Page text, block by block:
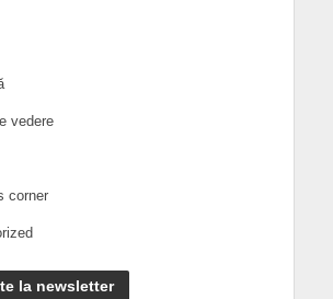
vedere
corner
la newsletter